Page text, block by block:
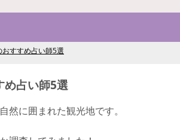
すすめ占い師5選
め占い師5選
然に囲まれた観光地です。